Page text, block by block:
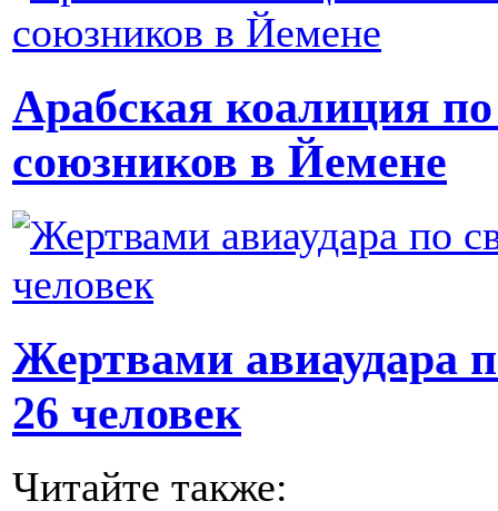
Арабская коалиция
союзников в Йемене
Жертвами авиаудара
26 человек
Читайте также: